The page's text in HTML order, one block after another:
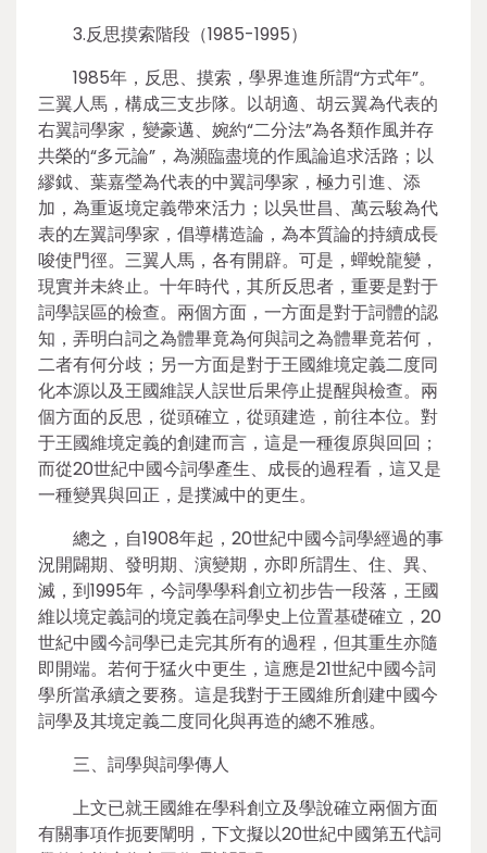
3.反思摸索階段（1985-1995）
1985年，反思、摸索，學界進進所謂“方式年”。
三翼人馬，構成三支步隊。以胡適、胡云翼為代表的
右翼詞學家，變豪邁、婉約“二分法”為各類作風并存
共榮的“多元論”，為瀕臨盡境的作風論追求活路；以
繆鉞、葉嘉瑩為代表的中翼詞學家，極力引進、添
加，為重返境定義帶來活力；以吳世昌、萬云駿為代
表的左翼詞學家，倡導構造論，為本質論的持續成長
唆使門徑。三翼人馬，各有開辟。可是，蟬蛻龍變，
現實并未終止。十年時代，其所反思者，重要是對于
詞學誤區的檢查。兩個方面，一方面是對于詞體的認
知，弄明白詞之為體畢竟為何與詞之為體畢竟若何，
二者有何分歧；另一方面是對于王國維境定義二度同
化本源以及王國維誤人誤世后果停止提醒與檢查。兩
個方面的反思，從頭確立，從頭建造，前往本位。對
于王國維境定義的創建而言，這是一種復原與回回；
而從20世紀中國今詞學產生、成長的過程看，這又是
一種變異與回正，是撲滅中的更生。
總之，自1908年起，20世紀中國今詞學經過的事
況開闢期、發明期、演變期，亦即所謂生、住、異、
滅，到1995年，今詞學學科創立初步告一段落，王國
維以境定義詞的境定義在詞學史上位置基礎確立，20
世紀中國今詞學已走完其所有的過程，但其重生亦隨
即開端。若何于猛火中更生，這應是21世紀中國今詞
學所當承續之要務。這是我對于王國維所創建中國今
詞學及其境定義二度同化與再造的總不雅感。
三、詞學與詞學傳人
上文已就王國維在學科創立及學說確立兩個方面
有關事項作扼要闡明，下文擬以20世紀中國第五代詞